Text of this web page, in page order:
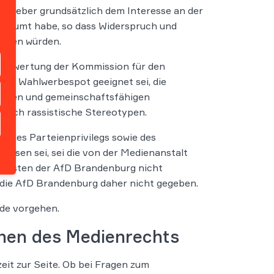
grundsätzlich dem Interesse an der
habe, so dass Widerspruch und
würden.
der Kommission für den
Wahlwerbespot geeignet sei, die
und gemeinschaftsfähigen
rassistische Stereotypen.
des Parteienprivilegs sowie des
sei, sei die von der Medienanstalt
der AfD Brandenburg nicht
AfD Brandenburg daher nicht gegeben.
vorgehen.
des Medienrechts
zur Seite. Ob bei Fragen zum